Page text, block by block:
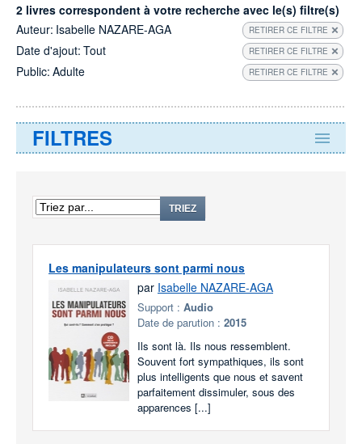
2 livres correspondent à votre recherche avec le(s) filtre(s)
Auteur: Isabelle NAZARE-AGA RETIRER CE FILTRE
Date d'ajout: Tout RETIRER CE FILTRE
Public: Adulte RETIRER CE FILTRE
FILTRES
TRIEZ
Les manipulateurs sont parmi nous
par Isabelle NAZARE-AGA
Support : Audio
Date de parution : 2015
Ils sont là. Ils nous ressemblent.
Souvent fort sympathiques, ils sont
plus intelligents que nous et savent
parfaitement dissimuler, sous des
apparences [...]